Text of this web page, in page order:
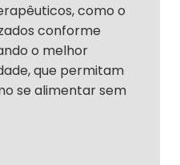
como o
conforme
o melhor
que permitam
se alimentar sem